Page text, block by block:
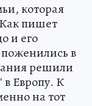
которая
Как пишет
и его
в
решили
в Европу. К
на тот